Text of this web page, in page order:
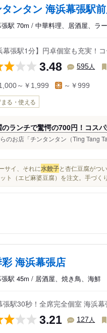
ンタン 海浜幕張駅
駅 70m / 中華料理、居酒屋、ラ
幕張駅1分】円卓個室も充実！
3.48 595人
～￥1,999 ～￥999
る・使える
のランチで驚愕の700円！コス
のお店「チンタンタン（Ting Tang
サイ、それに水餃子と杏仁豆腐がつ
ト（エビ麻婆豆腐）を注文。手づくり
海浜幕張店
駅 45m / 居酒屋、焼き鳥、海鮮
張駅30秒！全席完全個室 海浜
3.21 127 人